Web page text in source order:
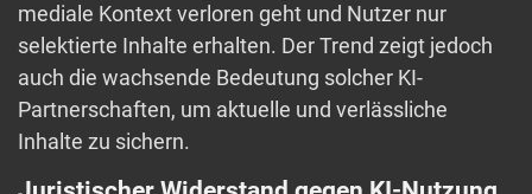
mediale Kontext verloren geht und Nutzer nur
selektierte Inhalte erhalten. Der Trend zeigt jedoch
auch die wachsende Bedeutung solcher KI-
Partnerschaften, um aktuelle und verlässliche
Inhalte zu sichern.